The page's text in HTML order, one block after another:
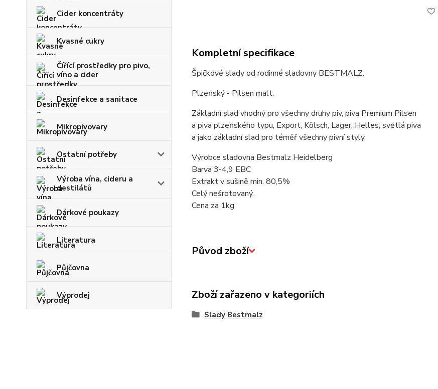
Cider koncentráty
Kvasné cukry
Čířící prostředky pro pivo,
víno a cider
Desinfekce a sanitace
Mikropivovary
Ostatní potřeby
Výroba vína, cideru a
destilátů
Dárkové poukazy
Literatura
Půjčovna
Výprodej
Kompletní specifikace
Špičkové slady od rodinné sladovny BESTMALZ.
Plzeňský - Pilsen malt.
Základní slad vhodný pro všechny druhy piv, piva Premium Pilsen
a piva plzeňského typu, Export, Kölsch, Lager, Helles, světlá piva
a jako základní slad pro téměř všechny pivní styly.
Výrobce sladovna Bestmalz Heidelberg
Barva 3-4,9 EBC
Extrakt v sušině min. 80,5%
Celý nešrotovaný.
Cena za 1kg
Původ zboží
Zboží zařazeno v kategoriích
Slady Bestmalz